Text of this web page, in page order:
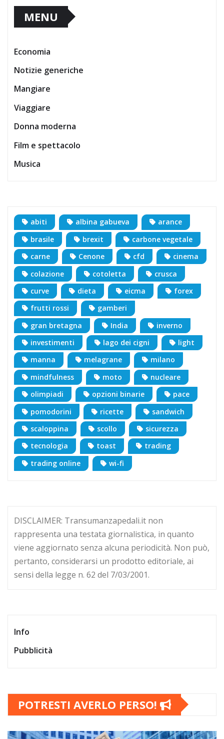
MENU
Economia
Notizie generiche
Mangiare
Viaggiare
Donna moderna
Film e spettacolo
Musica
abiti albina gabueva
arance
brasile
brexit
carbone vegetale
carne
Cenone cfd
cinema
colazione
cotoletta
crusca
curve
dieta eicma
forex
frutti rossi
gamberi
gran bretagna
India
inverno
investimenti
lago dei cigni
light
manna
melagrane
milano
mindfulness
moto
nucleare
olimpiadi
opzioni binarie
pace
pomodorini
ricette
sandwich
scaloppina
scollo
sicurezza
tecnologia
toast
trading
trading online
wi-fi
DISCLAIMER: Transumanzapedali.it non
rappresenta una testata giornalistica, in quanto
viene aggiornato senza alcuna periodicità. Non può,
pertanto, considerarsi un prodotto editoriale, ai
sensi della legge n. 62 del 7/03/2001.
Info
Pubblicità
POTRESTI AVERLO PERSO!